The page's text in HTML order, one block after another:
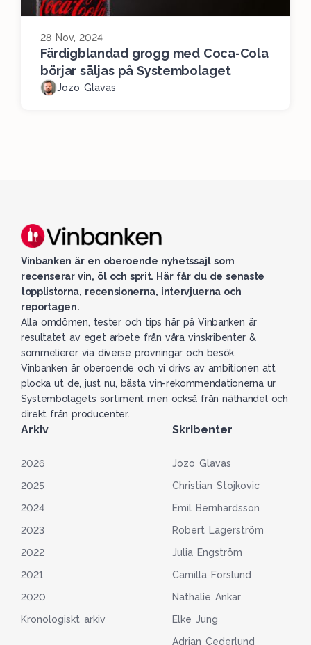
28 Nov, 2024
Färdigblandad grogg med Coca-Cola
börjar säljas på Systembolaget
Jozo Glavas
Vinbanken är en oberoende nyhetssajt som
recenserar vin, öl och sprit. Här får du de senaste
topplistorna, recensionerna, intervjuerna och
reportagen.
Alla omdömen, tester och tips här på Vinbanken är
resultatet av eget arbete från våra vinskribenter &
sommelierer via diverse provningar och besök.
Vinbanken är oberoende och vi drivs av ambitionen att
plocka ut de, just nu, bästa vin-rekommendationerna ur
Systembolagets sortiment men också från näthandel och
direkt från producenter.
Arkiv
2026
2025
2024
2023
2022
2021
2020
Kronologiskt arkiv
Skribenter
Jozo Glavas
Christian Stojkovic
Emil Bernhardsson
Robert Lagerström
Julia Engström
Camilla Forslund
Nathalie Ankar
Elke Jung
Adrian Cederlund